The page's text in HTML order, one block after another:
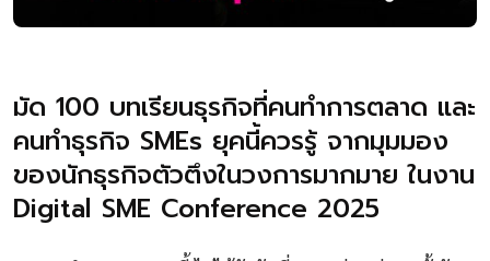
มัด 100 บทเรียนธุรกิจที่คนทำการตลาด และ
คนทำธุรกิจ SMEs ยุคนี้ควรรู้ จากมุมมอง
ของนักธุรกิจตัวตึงในวงการมากมาย ในงาน
Digital SME Conference 2025